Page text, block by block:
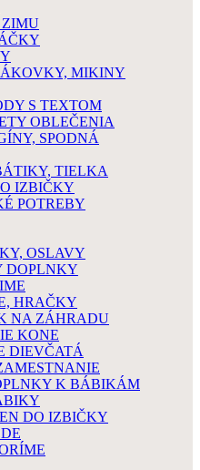
MIKINY
S TEXTOM
OBLEČENIA
SPODNÁ
TIELKA
IZBIČKY
POTREBY
OSLAVY
DOPLNKY
HRAČKY
NA ZÁHRADU
KONE
DIEVČATÁ
K BÁBIKÁM
DO IZBIČKY